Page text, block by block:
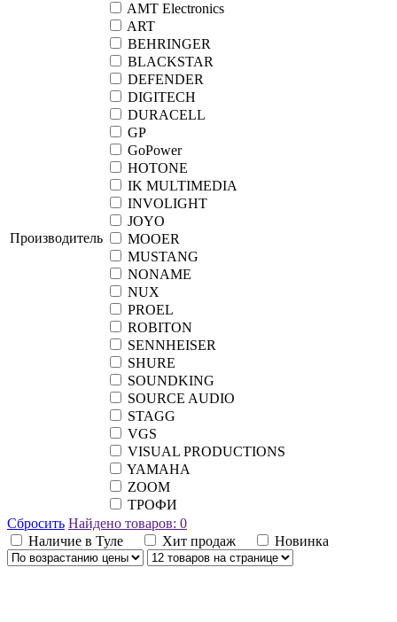
Производитель
AMT Electronics
ART
BEHRINGER
BLACKSTAR
DEFENDER
DIGITECH
DURACELL
GP
GoPower
HOTONE
IK MULTIMEDIA
INVOLIGHT
JOYO
MOOER
MUSTANG
NONAME
NUX
PROEL
ROBITON
SENNHEISER
SHURE
SOUNDKING
SOURCE AUDIO
STAGG
VGS
VISUAL PRODUCTIONS
YAMAHA
ZOOM
ТРОФИ
Сбросить Найдено товаров: 0
Наличие в Туле
Хит продаж Новинка